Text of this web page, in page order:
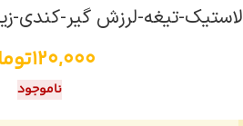
لاستیک-تیغه-لرزش گیر-کندی-
120,000
ناموجود